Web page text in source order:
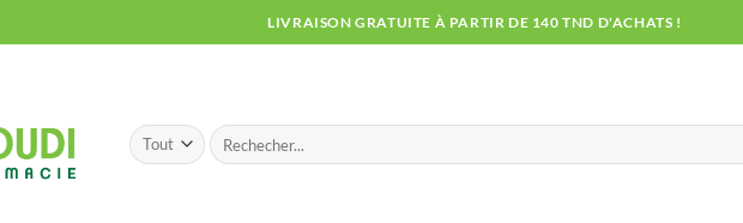
LIVRAISON GRATUITE À PARTIR DE 140 TND D'ACHATS !
Recherche
pour :